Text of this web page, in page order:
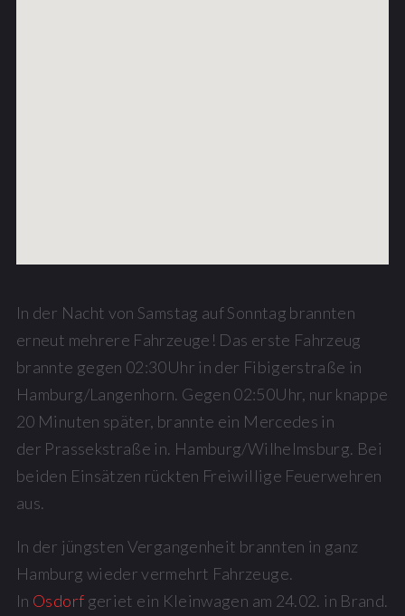
In der Nacht von Samstag auf Sonntag brannten
erneut mehrere Fahrzeuge! Das erste Fahrzeug
brannte gegen 02:30Uhr in der Fibigerstraße in
Hamburg/Langenhorn. Gegen 02:50Uhr, nur knappe
20 Minuten später, brannte ein Mercedes in
der Prassekstraße in. Hamburg/Wilhelmsburg. Bei
beiden Einsätzen rückten Freiwillige Feuerwehren
aus.
In der jüngsten Vergangenheit brannten in ganz
Hamburg wieder vermehrt Fahrzeuge.
In Osdorf geriet ein Kleinwagen am 24.02. in Brand.